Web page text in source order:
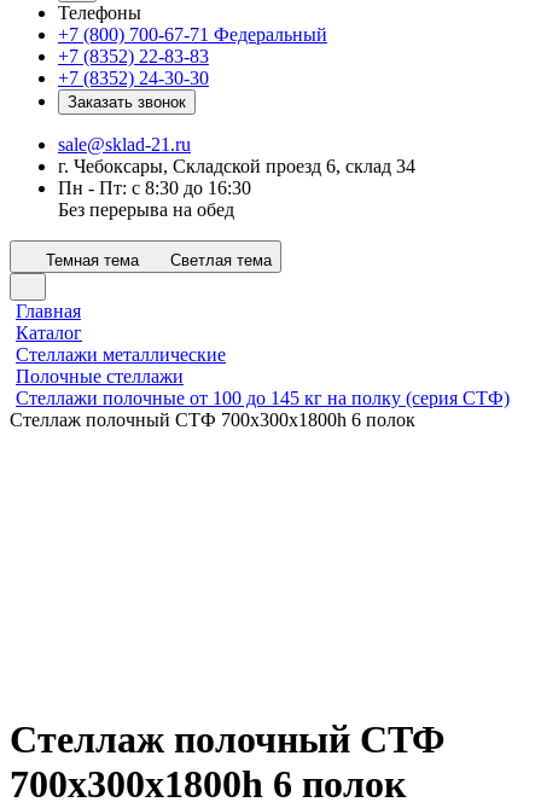
Телефоны
+7 (800) 700-67-71 Федеральный
+7 (8352) 22-83-83
+7 (8352) 24-30-30
Заказать звонок
sale@sklad-21.ru
г. Чебоксары, Складской проезд 6, склад 34
Пн - Пт: с 8:30 до 16:30
Без перерыва на обед
Темная тема Светлая тема
Главная
Каталог
Стеллажи металлические
Полочные стеллажи
Стеллажи полочные от 100 до 145 кг на полку (серия СТФ)
Стеллаж полочный СТФ 700х300x1800h 6 полок
Стеллаж полочный СТФ
700х300x1800h 6 полок